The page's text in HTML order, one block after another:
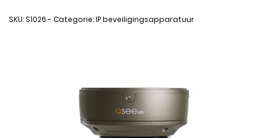
SKU: S1026 - Categorie: IP beveiligingsapparatuur